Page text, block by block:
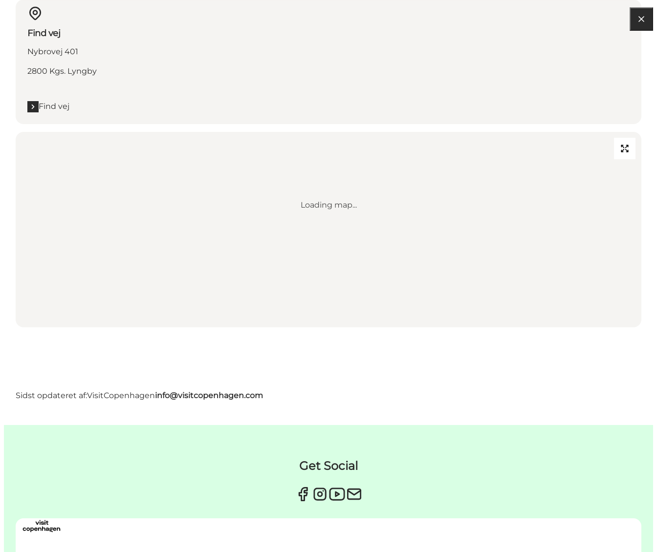
Find vej
Nybrovej 401
2800 Kgs. Lyngby
Find vej
Loading map...
Sidst opdateret af:VisitCopenhageninfo@visitcopenhagen.com
Get Social